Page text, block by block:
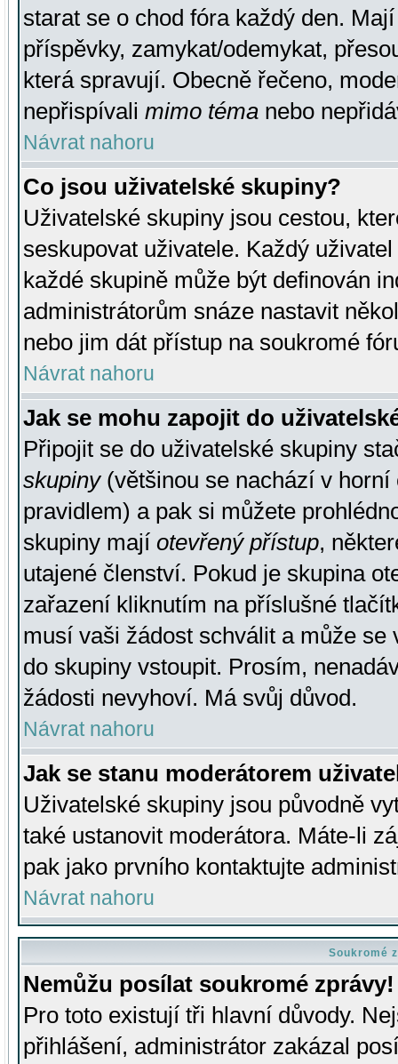
starat se o chod fóra každý den.
příspěvky, zamykat/odemykat,
která spravují. Obecně řečeno,
nepřispívali mimo téma nebo
Návrat nahoru
Co jsou uživatelské skupiny?
Uživatelské skupiny jsou cestou,
seskupovat uživatele. Každý
každé skupině může být definován
administrátorům snáze nastavit
nebo jim dát přístup na soukromé
Návrat nahoru
Jak se mohu zapojit do
Připojit se do uživatelské skupiny
skupiny(většinou se nachází v horní
pravidlem) a pak si můžete
skupiny mají otevřený přístup,
utajené členství. Pokud je skupina
zařazení kliknutím na příslušné
musí vaši žádost schválit a může se
do skupiny vstoupit. Prosím,
žádosti nevyhoví. Má svůj důvod.
Návrat nahoru
Jak se stanu moderátorem
Uživatelské skupiny jsou původně
také ustanovit moderátora. Máte-li
pak jako prvního kontaktujte
Návrat nahoru
Soukromé
Nemůžu posílat soukromé zprávy!
Pro toto existují tři hlavní důvody.
přihlášení, administrátor zakázal